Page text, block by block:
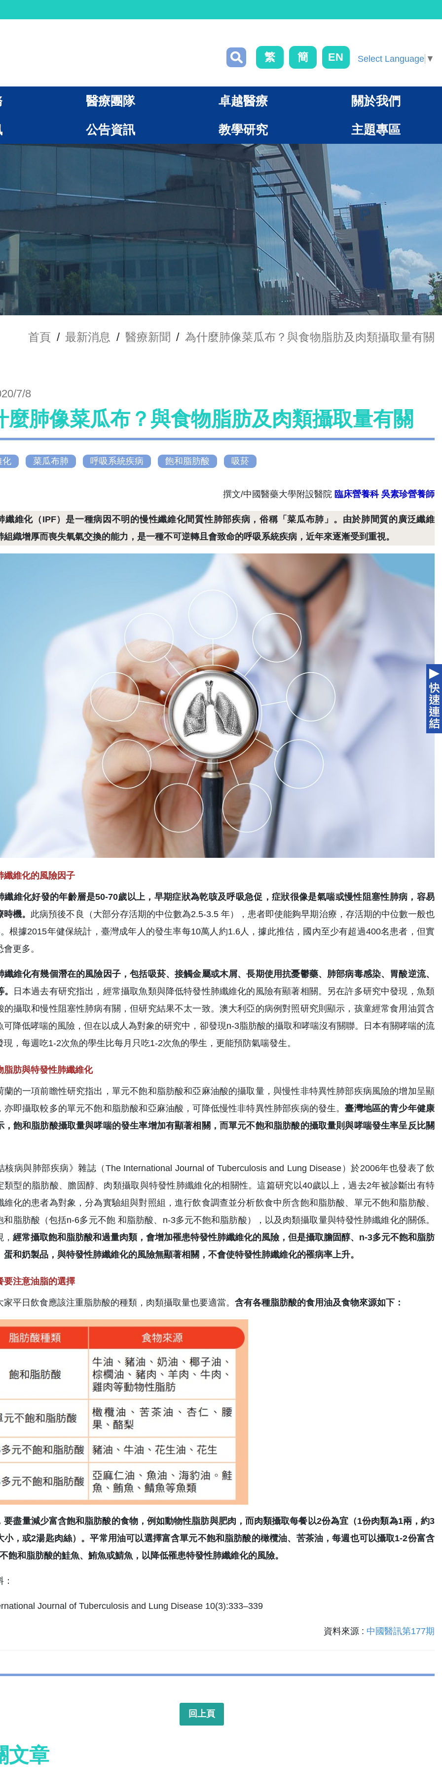
繁 簡 EN Select Language ▼
醫療團隊 卓越醫療 關於我們
公告資訊 教學研究 主題專區
首頁 / 最新消息 / 醫療新聞 / 為什麼肺像菜瓜布？與食物脂肪及肉類攝取量有關
7/8
麼肺像菜瓜布？與食物脂肪及肉類攝取量有關
化 菜瓜布肺 呼吸系統疾病 飽和脂肪酸 吸菸
撰文/中國醫藥大學附設醫院 臨床營養科 吳素珍營養師
纖維化（IPF）是一種病因不明的慢性纖維化間質性肺部疾病，俗稱「菜瓜布肺」。由於肺間質的廣泛纖維
組織增厚而喪失氧氣交換的能力，是一種不可逆轉且會致命的呼吸系統疾病，近年來逐漸受到重視。
纖維化的風險因子
纖維化好發的年齡層是50-70歲以上，早期症狀為乾咳及呼吸急促，症狀很像是氣喘或慢性阻塞性肺病，容易
機。 此病預後不良（大部分存活期的中位數為2.5-3.5 年），患者即使能夠早期治療，存活期的中位數一般也
根據2015年健保統計，臺灣成年人的發生率每10萬人約1.6人，據此推估，國內至少有超過400名患者，但實
會更多。
纖維化有幾個潛在的風險因子，包括吸菸、接觸金屬或木屑、長期使用抗憂鬱藥、肺部病毒感染、胃酸逆流、
日本過去有研究指出，經常攝取魚類與降低特發性肺纖維化的風險有顯著相關。另在許多研究中發現，魚類
的攝取和慢性阻塞性肺病有關，但研究結果不太一致。澳大利亞的病例對照研究則顯示，孩童經常食用油質含
可降低哮喘的風險，但在以成人為對象的研究中，卻發現n-3脂肪酸的攝取和哮喘沒有關聯。日本有關哮喘的流
現，每週吃1-2次魚的學生比每月只吃1-2次魚的學生，更能預防氣喘發生。
脂肪與特發性肺纖維化
蘭的一項前瞻性研究指出，單元不飽和脂肪酸和亞麻油酸的攝取量，與慢性非特異性肺部疾病風險的增加呈顯
亦即攝取較多的單元不飽和脂肪酸和亞麻油酸，可降低慢性非特異性肺部疾病的發生。臺灣地區的青少年健康
，飽和脂肪酸攝取量與哮喘的發生率增加有顯著相關，而單元不飽和脂肪酸的攝取量則與哮喘發生率呈反比關
核病與肺部疾病》雜誌（The International Journal of Tuberculosis and Lung Disease）於2006年也發表了飲
類型的脂肪酸、膽固醇、肉類攝取與特發性肺纖維化的相關性。這篇研究以40歲以上，過去2年被診斷出有特
維化的患者為對象，分為實驗組與對照組，進行飲食調查並分析飲食中所含飽和脂肪酸、單元不飽和脂肪酸、
和脂肪酸（包括n-6多元不飽 和脂肪酸、n-3多元不飽和脂肪酸），以及肉類攝取量與特發性肺纖維化的關係。
經常攝取飽和脂肪酸和過量肉類，會增加罹患特發性肺纖維化的風險，但是攝取膽固醇、n-3多元不飽和脂肪
蛋和奶製品，與特發性肺纖維化的風險無顯著相關，不會使特發性肺纖維化的罹病率上升。
要注意油脂的選擇
家平日飲食應該注重脂肪酸的種類，肉類攝取量也要適當。 含有各種脂肪酸的食用油及食物來源如下：
要盡量減少富含飽和脂肪酸的食物，例如動物性脂肪與肥肉，而肉類攝取每餐以2份為宜（1份肉類為1兩，約3
小，或2湯匙肉絲）。平常用油可以選擇富含單元不飽和脂肪酸的橄欖油、苦茶油，每週也可以攝取1-2份富含
飽和脂肪酸的鮭魚、鮪魚或鯖魚，以降低罹患特發性肺纖維化的風險。
Journal of Tuberculosis and Lung Disease 10(3):333–339
資料來源 : 中國醫訊第177期
回上頁
文章